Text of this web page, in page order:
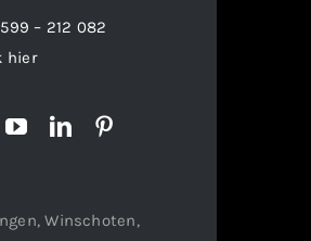
– 212 082
hier
Winschoten,